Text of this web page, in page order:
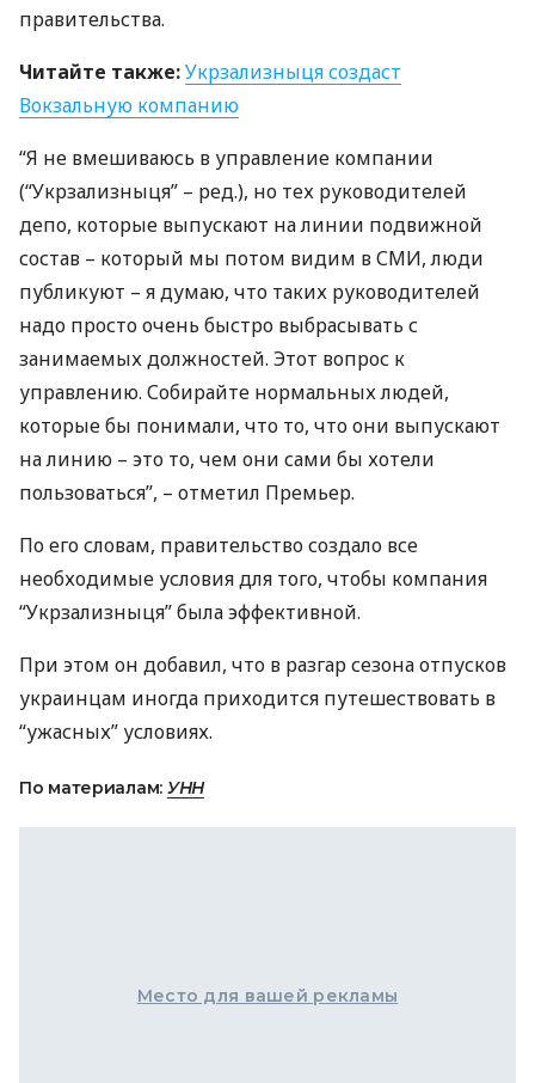
правительства.
Читайте также:Укрзализныця создаст
Вокзальную компанию
“Я не вмешиваюсь в управление компании
(“Укрзализныця” – ред.), но тех руководителей
депо, которые выпускают на линии подвижной
состав – который мы потом видим вСМИ, люди
публикуют – я думаю, что таких руководителей
надо просто очень быстро выбрасывать с
занимаемых должностей. Этот вопрос к
управлению. Собирайте нормальных людей,
которые бы понимали, что то, что они выпускают
на линию – это то, чем они сами бы хотели
пользоваться”, – отметил Премьер.
По его словам, правительство создало все
необходимые условия для того, чтобы компания
“Укрзализныця” была эффективной.
При этом он добавил, что в разгар сезона отпусков
украинцам иногда приходится путешествовать в
“ужасных” условиях.
По материалам: УНН
Место для вашей рекламы